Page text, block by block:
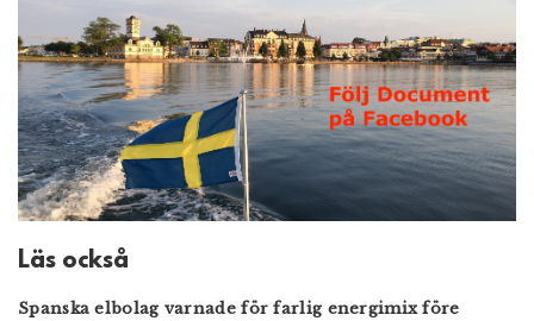
Läs också
Spanska elbolag varnade för farlig energimix före